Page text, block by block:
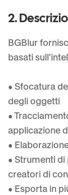
Scambio
Sfocatura
Elabora molti
Sfocatura
Sfocatura
Pipeline ad alto
Sfoca
Zone, policy e
API & SDK
Modulo di
2.
BGBlur
basati
• Sfocatura
degli oggetti
•
applicazione
•
• Strumenti
creatori di
• Esporta in